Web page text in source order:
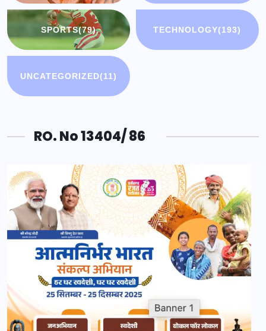
SPORTS(79) TECHNOLOGY(193)
UNCATEGORIZED(11)
RO. No 13404/ 86